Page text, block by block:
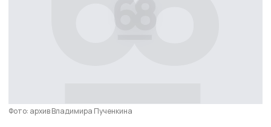
Фото: архив Владимира Пученкина